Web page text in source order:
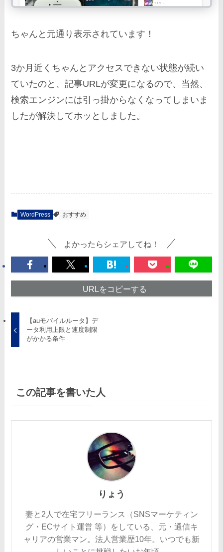
ちゃんと元通り表示されています！
3か月近くちゃんとアクセスできない状態が続い
ていたのと、記事URLが変更になるので、当然、
検索エンジンには引っ掛からなくなってしまいま
したが解決してホッとしました。
WordPress おすすめ
よかったらシェアしてね！
URLをコピーする
【auモバイルルータ】デ
ータ利用上限と速度制限
がかかる条件
この記事を書いた人
りょう
妻と2人で在宅フリーランス（SNSマーケティン
グ・ECサイト運営 等）をしている、元・通信キ
ャリアの営業マン。法人営業歴10年。いつでも新